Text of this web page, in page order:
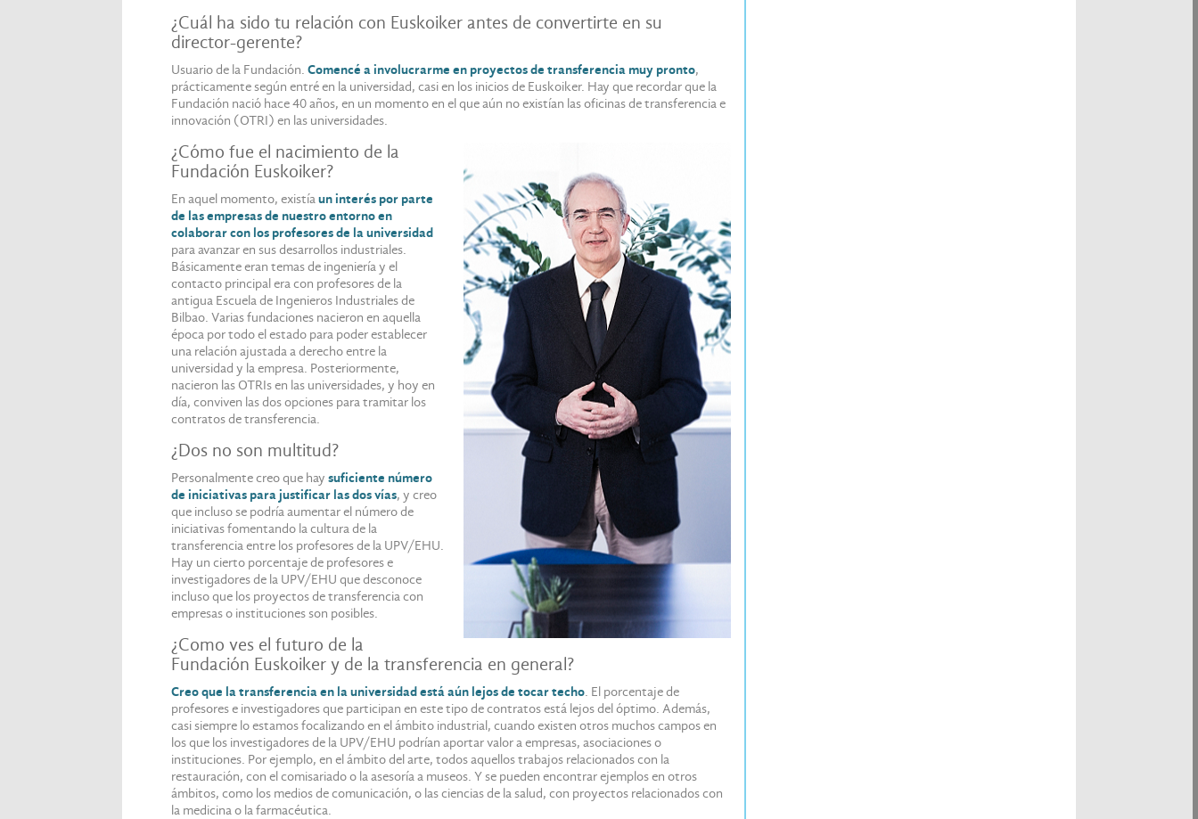
¿Cuál ha sido tu relación con Euskoiker antes de convertirte en su
director-gerente?
Usuario de la Fundación. Comencé a involucrarme en proyectos de transferencia muy pronto,
prácticamente según entré en la universidad, casi en los inicios de Euskoiker. Hay que recordar que la
Fundación nació hace 40 años, en un momento en el que aún no existían las oficinas de transferencia e
innovación (OTRI) en las universidades.
¿Cómo fue el nacimiento de la
Fundación Euskoiker?
En aquel momento, existíaun interés por parte
de las empresas de nuestro entorno en
colaborar con los profesores de la universidad
para avanzar en sus desarrollos industriales.
Básicamente eran temas de ingeniería y el
contacto principal era con profesores de la
antigua Escuela de Ingenieros Industriales de
Bilbao. Varias fundaciones nacieron en aquella
época por todo el estado para poder establecer
una relación ajustada a derecho entre la
universidad y la empresa. Posteriormente,
nacieron las OTRIs en las universidades, y hoy en
día, conviven las dos opciones para tramitar los
contratos de transferencia.
¿Dos no son multitud?
Personalmente creo que hay suficiente número
de iniciativas para justificar las dos vías, y creo
que incluso se podría aumentar el número de
iniciativas fomentando la cultura de la
transferencia entre los profesores de la UPV/EHU.
Hay un cierto porcentaje de profesores e
investigadores de la UPV/EHU que desconoce
incluso que los proyectos de transferencia con
empresas o instituciones son posibles.
¿Como ves el futuro de la
Fundación Euskoiker y de la transferencia en general?
Creo que la transferencia en la universidad está aún lejos de tocar techo. El porcentaje de
profesores e investigadores que participan en este tipo de contratos está lejos del óptimo. Además,
casi siempre lo estamos focalizando en el ámbito industrial, cuando existen otros muchos campos en
los que los investigadores de la UPV/EHU podrían aportar valor a empresas, asociaciones o
instituciones. Por ejemplo, en el ámbito del arte, todos aquellos trabajos relacionados con la
restauración, con el comisariado o la asesoría a museos. Y se pueden encontrar ejemplos en otros
ámbitos, como los medios de comunicación, o las ciencias de la salud, con proyectos relacionados con
la medicina o la farmacéutica.